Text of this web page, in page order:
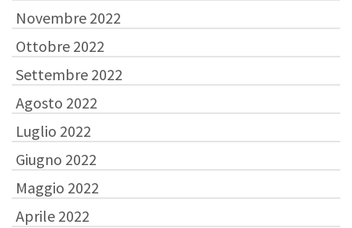
Novembre 2022
Ottobre 2022
Settembre 2022
Agosto 2022
Luglio 2022
Giugno 2022
Maggio 2022
Aprile 2022